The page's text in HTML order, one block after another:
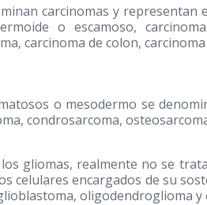
carcinomas y representan
o escamoso,
carcinoma de colon, carcinoma
o mesodermo se
condrosarcoma,
gliomas, realmente no se
celulares encargados de su
oligodendroglioma y